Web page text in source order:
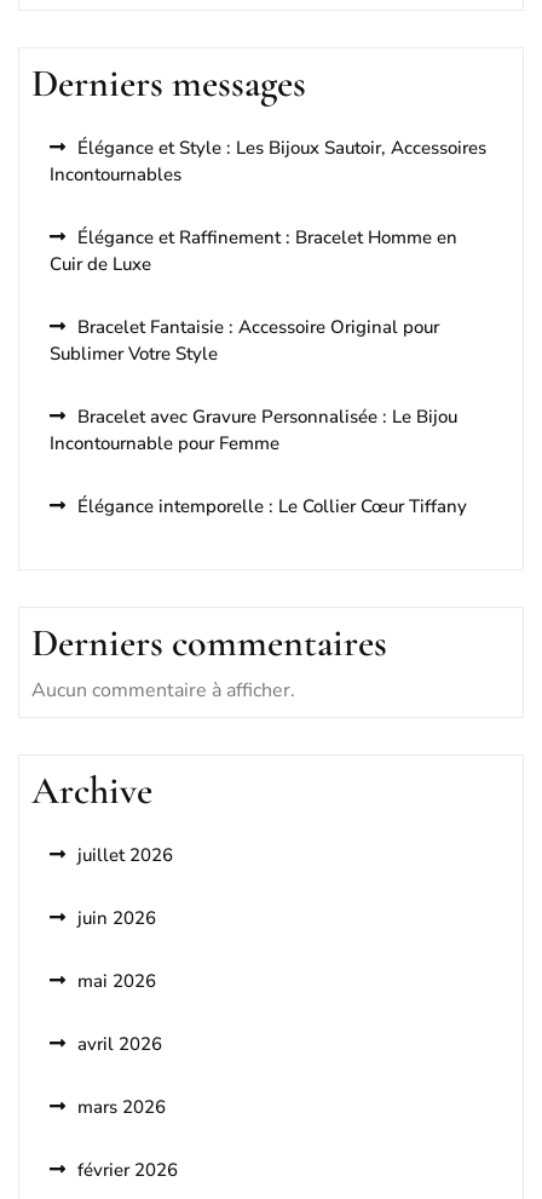
Derniers messages
Élégance et Style : Les Bijoux Sautoir, Accessoires
Incontournables
Élégance et Raffinement : Bracelet Homme en
Cuir de Luxe
Bracelet Fantaisie : Accessoire Original pour
Sublimer Votre Style
Bracelet avec Gravure Personnalisée : Le Bijou
Incontournable pour Femme
Élégance intemporelle : Le Collier Cœur Tiffany
Derniers commentaires
Aucun commentaire à afficher.
Archive
juillet 2026
juin 2026
mai 2026
avril 2026
mars 2026
février 2026